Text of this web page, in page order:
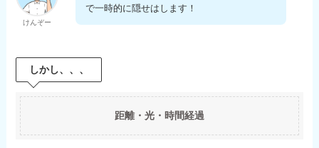
けんぞー
で一時的に隠せはします！
しかし、、、
距離・光・時間経過